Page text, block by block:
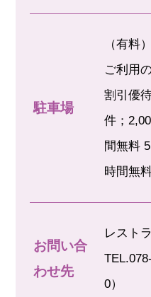
駐車場
（有料
ご利用
割引優
件；
間無料
時間無料
お問い合
わせ先
レスト
0）